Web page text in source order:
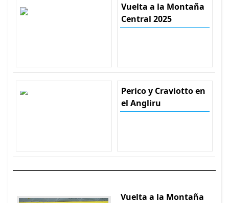
Vuelta a la Montaña
Central 2025
Perico y Craviotto en
el Angliru
Vuelta a la Montaña